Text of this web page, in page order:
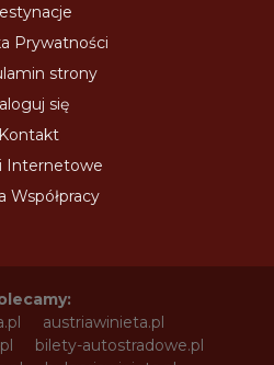
Prywatności
strony
się
Kontakt
Internetowe
Współpracy
austriawinieta.pl
bilety-autostradowe.pl